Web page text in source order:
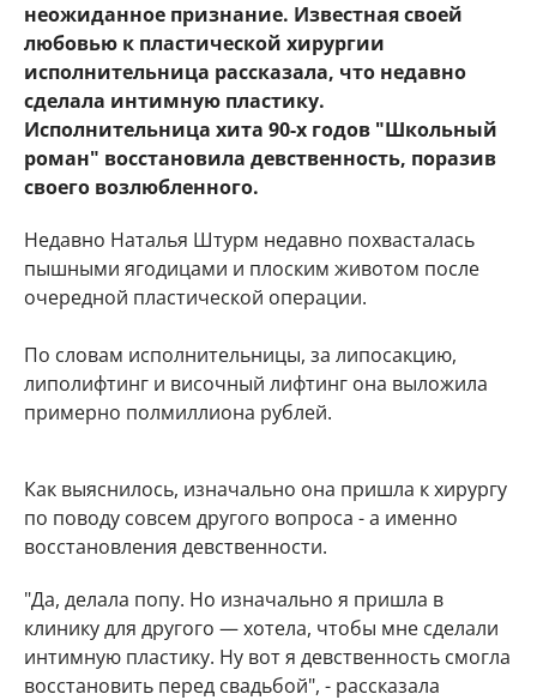
неожиданное признание. Известная своей
любовью к пластической хирургии
исполнительница рассказала, что недавно
сделала интимную пластику.
Исполнительница хита 90-х годов "Школьный
роман" восстановила девственность, поразив
своего возлюбленного.
Недавно Наталья Штурм недавно похвасталась
пышными ягодицами и плоским животом после
очередной пластической операции.
По словам исполнительницы, за липосакцию,
липолифтинг и височный лифтинг она выложила
примерно полмиллиона рублей.
Как выяснилось, изначально она пришла к хирургу
по поводу совсем другого вопроса - а именно
восстановления девственности.
"Да, делала попу. Но изначально я пришла в
клинику для другого — хотела, чтобы мне сделали
интимную пластику. Ну вот я девственность смогла
восстановить перед свадьбой", - рассказала